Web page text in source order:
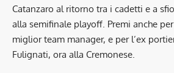
Catanzaro al ritorno tra i cadetti e a
alla semifinale playoff. Premi anche
miglior team manager, e per l’ex
Fulignati, ora alla Cremonese.